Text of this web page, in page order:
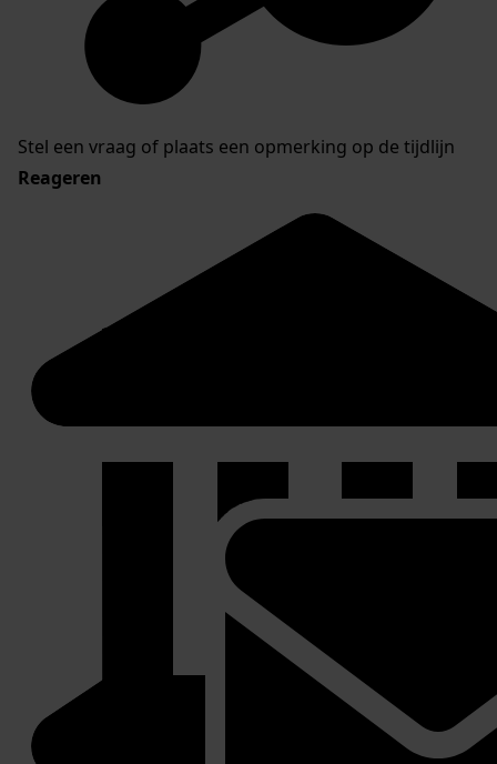
Stel een vraag of plaats een opmerking op de tijdlijn
Reageren